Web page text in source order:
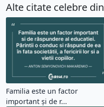
Alte citate celebre din
Familia este un factor
important și de r...